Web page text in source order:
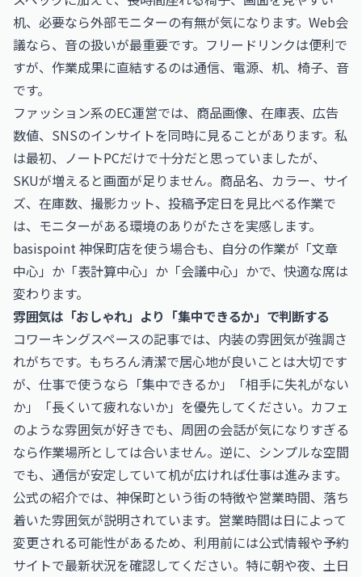
机、必要なら外部モニターの有無が気になります。Web会
議なら、音の扱いが最重要です。フリードリンクは便利で
すが、作業成果に直結するのは通信、電源、机、椅子、音
です。
ファッション系のEC運営では、商品画像、在庫表、広告
数値、SNSのインサイトを同時に見ることがあります。私
は最初、ノートPCだけで十分だと思っていましたが、
SKUが増えると画面が足りません。商品名、カラー、サイ
ズ、在庫数、撮影カット、投稿予定日を見比べる作業で
は、モニターがある環境のありがたさを実感します。
basispoint 神保町店を使う場合も、自分の作業が「文章
中心」か「表計算中心」か「会議中心」かで、快適な席は
変わります。
雰囲気は「おしゃれ」より「集中できるか」で判断する
コワーキングスペースの記事では、内装の雰囲気が強調さ
れがちです。もちろん清潔で居心地が良いことは大切です
が、仕事で使うなら「集中できるか」「相手に失礼がない
か」「長くいて疲れないか」を優先してください。カフェ
のような雰囲気が好きでも、周囲の会話が気になりすぎる
なら作業場所としては合いません。逆に、シンプルな空間
でも、通信が安定していて机が広ければ仕事は進みます。
公式の紹介では、神保町という街の特徴や営業時間、落ち
着いた雰囲気が説明されています。営業時間は日によって
変更される可能性があるため、利用前には公式情報や予約
サイトで最新状況を確認してください。特に朝や夜、土日